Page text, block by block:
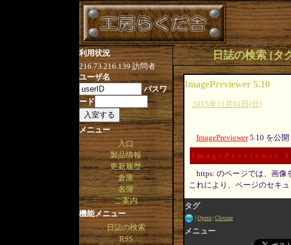
日誌の検索 [タ
ImagePreviewer 5.10
2015年11月01日(日)
ImagePreviewer5.10 を公開
ImagePreviewer
https: のページでは、画像
これにより、ページのセキ
タグ
Opera Chrome
メニュー
利用状況
216.73.216.139訪問者
ユーザ名
パスワ
ード
メニュー
入口
製品情報
更新履歴
倉庫
名簿
ご案内
機能メニュー
日誌の検索
RSS